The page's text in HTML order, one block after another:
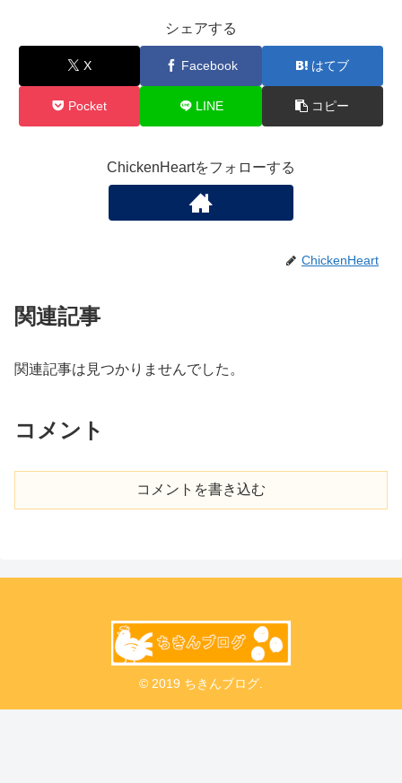
シェアする
X Facebook はてブ
Pocket LINE コピー
ChickenHeartをフォローする
ChickenHeart
関連記事
関連記事は見つかりませんでした。
コメント
コメントを書き込む
© 2019 ちきんブログ.